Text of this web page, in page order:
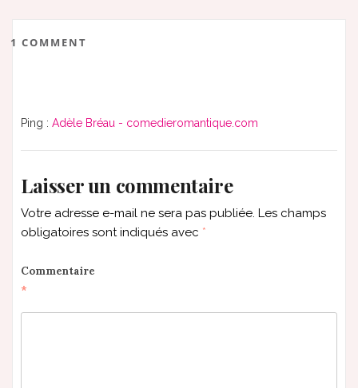
1 COMMENT
Ping : Adèle Bréau - comedieromantique.com
Laisser un commentaire
Votre adresse e-mail ne sera pas publiée. Les champs
obligatoires sont indiqués avec *
Commentaire
*